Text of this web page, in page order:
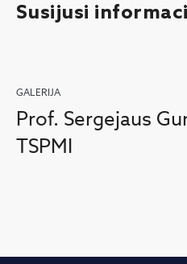
Susijusi
GALERIJA
Prof. Sergejaus
TSPMI